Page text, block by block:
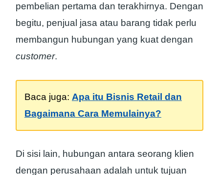
pembelian pertama dan terakhirnya. Dengan
begitu, penjual jasa atau barang tidak perlu
membangun hubungan yang kuat dengan
customer.
Baca juga: Apa itu Bisnis Retail dan
Bagaimana Cara Memulainya?
Di sisi lain, hubungan antara seorang klien
dengan perusahaan adalah untuk tujuan